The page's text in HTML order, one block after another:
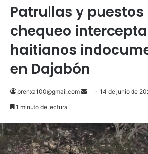
Patrullas y puestos
chequeo
haitianos
en Dajabón
prenxa100@gmail.com
Send14 de junio de
1 minuto de lectura